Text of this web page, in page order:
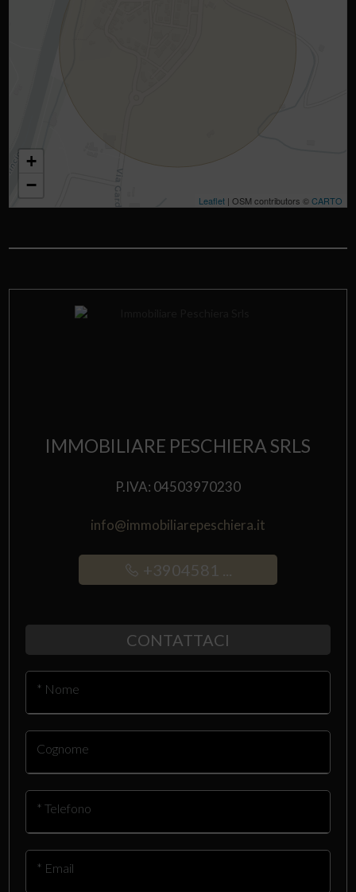
+
−
Leaflet| OSM contributors ©CARTO
IMMOBILIARE PESCHIERA SRLS
P.IVA: 04503970230
info@immobiliarepeschiera.it
+3904581 ...
CONTATTACI
* Nome
Cognome
* Telefono
* Email